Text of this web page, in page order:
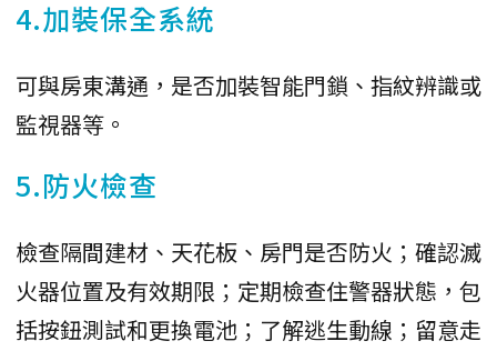
4.加裝保全系統
可與房東溝通，是否加裝智能門鎖、指紋辨識或
監視器等。
5.防火檢查
檢查隔間建材、天花板、房門是否防火；確認滅
火器位置及有效期限；定期檢查住警器狀態，包
括按鈕測試和更換電池；了解逃生動線；留意走